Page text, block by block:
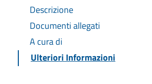
Descrizione
Documenti allegati
A cura di
Ulteriori Informazioni